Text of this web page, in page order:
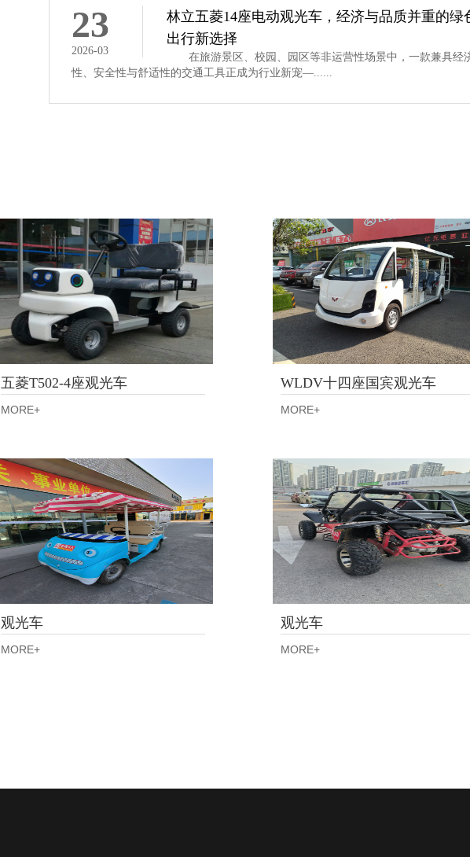
23
2026-03
林立五菱14座电动观光车，经济与品质并重的绿
出行新选择
在旅游景区、校园、园区等非运营性场景中，一款兼具经
性、安全性与舒适性的交通工具正成为行业新宠—......
五菱T502-4座观光车
MORE+
WLDV十四座国宾观光车
MORE+
观光车
MORE+
观光车
MORE+